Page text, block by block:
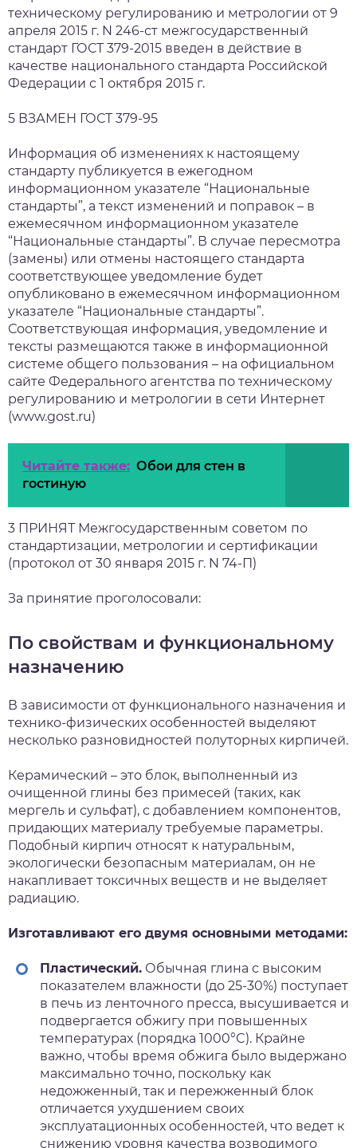
техническому регулированию и метрологии от 9
апреля 2015 г. N 246-ст межгосударственный
стандарт ГОСТ 379-2015 введен в действие в
качестве национального стандарта Российской
Федерации с 1 октября 2015 г.
5 ВЗАМЕН ГОСТ 379-95
Информация об изменениях к настоящему
стандарту публикуется в ежегодном
информационном указателе “Национальные
стандарты”, а текст изменений и поправок – в
ежемесячном информационном указателе
“Национальные стандарты”. В случае пересмотра
(замены) или отмены настоящего стандарта
соответствующее уведомление будет
опубликовано в ежемесячном информационном
указателе “Национальные стандарты”.
Соответствующая информация, уведомление и
тексты размещаются также в информационной
системе общего пользования – на официальном
сайте Федерального агентства по техническому
регулированию и метрологии в сети Интернет
(www.gost.ru)
Читайте также: Обои для стен в
гостиную
3 ПРИНЯТ Межгосударственным советом по
стандартизации, метрологии и сертификации
(протокол от 30 января 2015 г. N 74-П)
За принятие проголосовали:
По свойствам и функциональному
назначению
В зависимости от функционального назначения и
технико-физических особенностей выделяют
несколько разновидностей полуторных кирпичей.
Керамический – это блок, выполненный из
очищенной глины без примесей (таких, как
мергель и сульфат), с добавлением компонентов,
придающих материалу требуемые параметры.
Подобный кирпич относят к натуральным,
экологически безопасным материалам, он не
накапливает токсичных веществ и не выделяет
радиацию.
Изготавливают его двумя основными методами:
Пластический. Обычная глина с высоким
показателем влажности (до 25-30%) поступает
в печь из ленточного пресса, высушивается и
подвергается обжигу при повышенных
температурах (порядка 1000°C). Крайне
важно, чтобы время обжига было выдержано
максимально точно, поскольку как
недожженный, так и пережженный блок
отличается ухудшением своих
эксплуатационных особенностей, что ведет к
снижению уровня качества возводимого